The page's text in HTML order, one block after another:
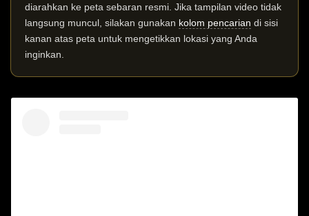
diarahkan ke peta sebaran resmi. Jika tampilan video tidak
langsung muncul, silakan gunakan kolom pencarian di sisi
kanan atas peta untuk mengetikkan lokasi yang Anda
inginkan.